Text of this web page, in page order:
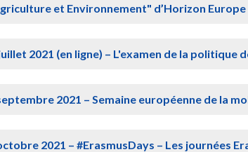
et Environnement" d’Horizon Europe
2021 (en ligne) – L'examen de la
2021 – Semaine européenne de la
2021 – #ErasmusDays – Les journées